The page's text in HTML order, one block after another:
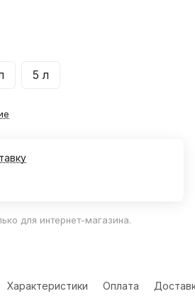
5 л
для интернет-магазина.
Характеристики Оплата